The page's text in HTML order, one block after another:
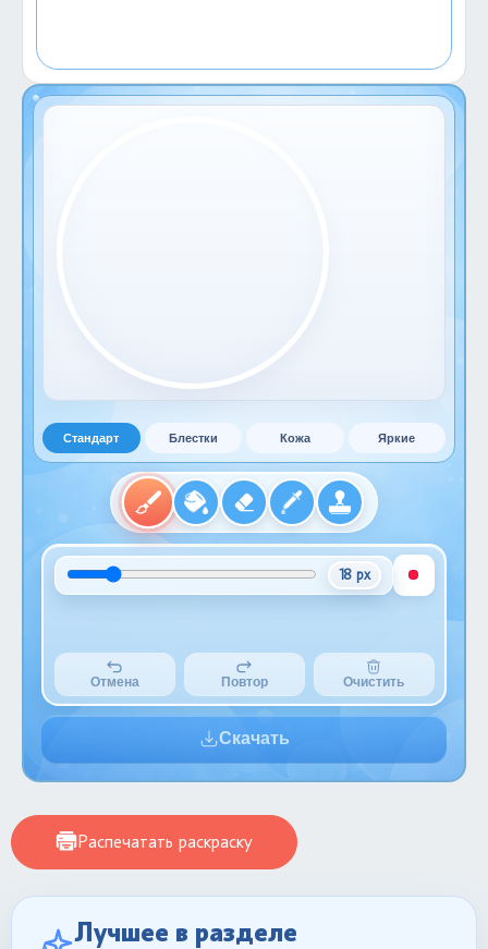
Стандарт Блестки Кожа Яркие
18 px
Отмена Повтор Очистить
Скачать
Распечатать раскраску
Лучшее в разделе